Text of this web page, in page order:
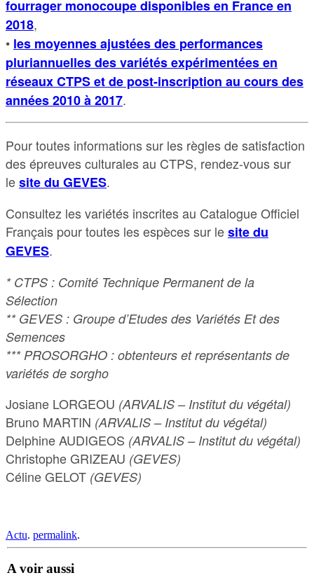
fourrager monocoupe disponibles en France en
2018,
• les moyennes ajustées des performances
pluriannuelles des variétés expérimentées en
réseaux CTPS et de post-inscription au cours des
années 2010 à 2017.
Pour toutes informations sur les règles de satisfaction
des épreuves culturales au CTPS, rendez-vous sur
lesite du GEVES.
Consultez les variétés inscrites au Catalogue Officiel
Français pour toutes les espèces sur lesite du
GEVES.
* CTPS : Comité Technique Permanent de la
Sélection
** GEVES : Groupe d’Etudes des Variétés Et des
Semences
*** PROSORGHO : obtenteurs et représentants de
variétés de sorgho
Josiane LORGEOU (ARVALIS – Institut du végétal)
Bruno MARTIN (ARVALIS – Institut du végétal)
Delphine AUDIGEOS (ARVALIS – Institut du végétal)
Christophe GRIZEAU (GEVES)
Céline GELOT (GEVES)
Actu. permalink.
A voir aussi